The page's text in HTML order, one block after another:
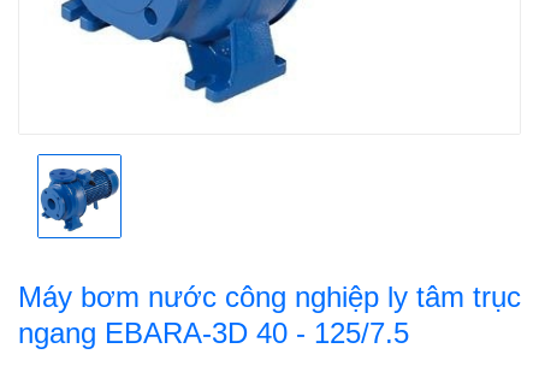
Máy bơm nước công nghiệp ly tâm trục
ngang EBARA-3D 40 - 125/7.5